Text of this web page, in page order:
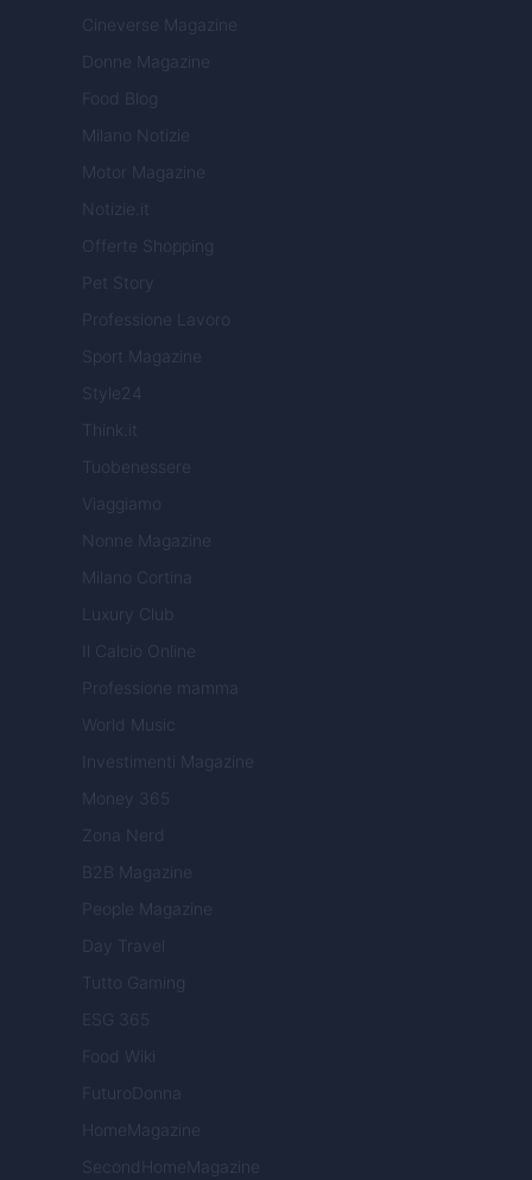
Cineverse Magazine
Donne Magazine
Food Blog
Milano Notizie
Motor Magazine
Notizie.it
Offerte Shopping
Pet Story
Professione Lavoro
Sport Magazine
Style24
Think.it
Tuobenessere
Viaggiamo
Nonne Magazine
Milano Cortina
Luxury Club
Il Calcio Online
Professione mamma
World Music
Investimenti Magazine
Money 365
Zona Nerd
B2B Magazine
People Magazine
Day Travel
Tutto Gaming
ESG 365
Food Wiki
FuturoDonna
HomeMagazine
SecondHomeMagazine